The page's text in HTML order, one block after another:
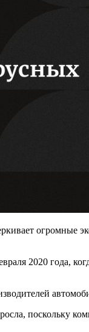
огромные
2020 года,
поскольку